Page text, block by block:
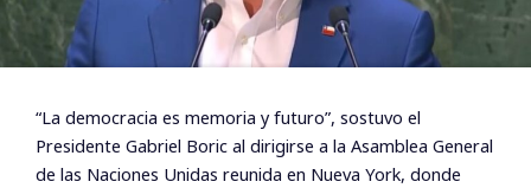
“La democracia es memoria y futuro”, sostuvo el
Presidente Gabriel Boric al dirigirse a la Asamblea General
de las Naciones Unidas reunida en Nueva York, donde